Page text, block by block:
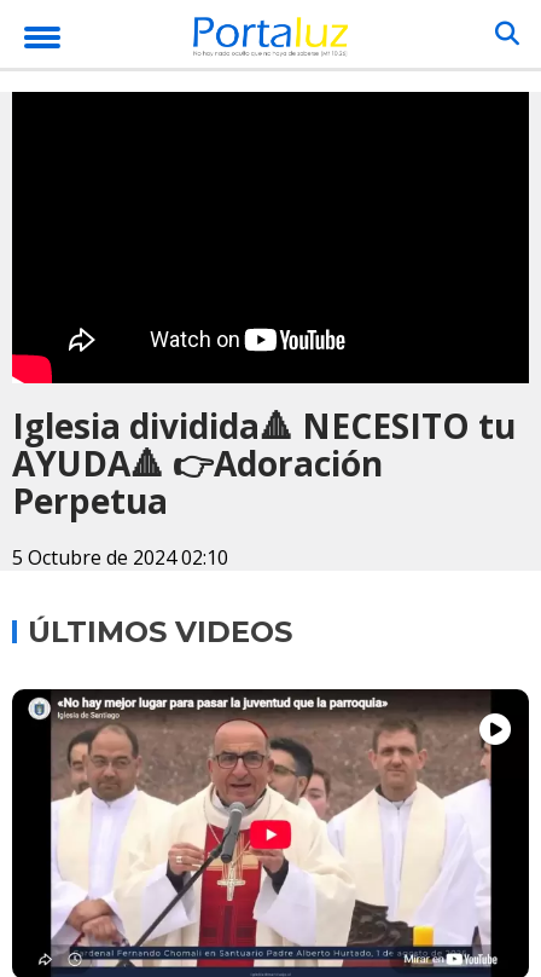
Iglesia dividida🔺 NECESITO tu
AYUDA🔺 👉Adoración
Perpetua
5 Octubre de 2024 02:10
ÚLTIMOS VIDEOS